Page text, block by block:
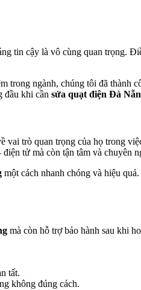
tin cậy là vô cùng quan trọng.
trong ngành, chúng tôi đã thành
đầu khi cần sửa quạt điện Đà
trò quan trọng của họ trong
tử mà còn tận tâm và chuyên
một cách nhanh chóng và hiệu
mà còn hỗ trợ bảo hành sau khi
tất.
không đúng cách.